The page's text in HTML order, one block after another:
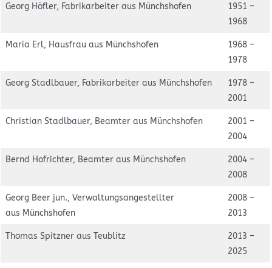
Georg Höfler, Fabrikarbeiter aus Münchshofen
1951 –
1968
Maria Erl, Hausfrau aus Münchshofen
1968 –
1978
Georg Stadlbauer, Fabrikarbeiter aus Münchshofen
1978 –
2001
Christian Stadlbauer, Beamter aus Münchshofen
2001 –
2004
Bernd Hofrichter, Beamter aus Münchshofen
2004 –
2008
Georg Beer jun., Verwaltungsangestellter
aus Münchshofen
2008 –
2013
Thomas Spitzner aus Teublitz
2013 –
2025